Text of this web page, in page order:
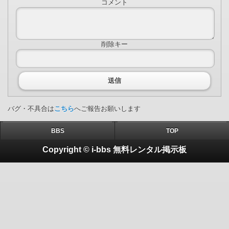
コメント
削除キー
送信
バグ・不具合はこちらへご報告お願いします
BBS TOP
Copyright © i-bbs 無料レンタル掲示板